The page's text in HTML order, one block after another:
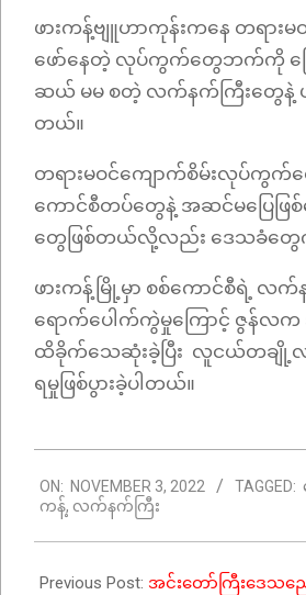
ဖားကန့်ဗျူဟာကုန်းကနေ တရားမ
ဖော်နေတဲ့ လုပ်ကွက်တွေဘက်ကို ခြ
ဆယ် မမ စတဲ့ လက်နက်ကြီးတွေနဲ့
တယ်။
တရားမဝင်ကျောက်စိမ်းလုပ်ကွ
ကောင်စီတပ်တွေနဲ့ အဆင်မပြေဖ
တွေဖြစ်တယ်လို့လည်း ဒေသခံတွေ
ဖားကန့်မြို့မှာ စစ်ကောင်စီရဲ့ လ
ရောက်ပေါက်ကွဲမှုကြောင့် ဇွန်လက
ထိခိုက်သေဆုံးခဲ့ပြီး လူငယ်တချို့
ရမှုဖြစ်ပွားခဲ့ပါတယ်။
11-
03
ON: NOVEMBER 3, 2022 TAGGED:
ကန့်, လက်နက်ကြီး
Previous Post: အင်းတော်ကြီးဒေသညေ